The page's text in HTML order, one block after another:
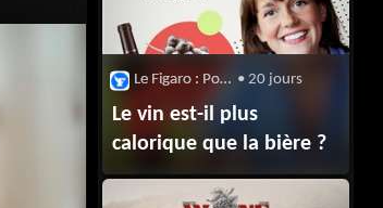
Le Figaro : Podcasts : Parlons Vin • 20 jours
Le vin est-il plus
calorique que la bière ?